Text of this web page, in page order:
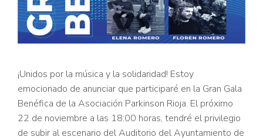
¡Unidos por la música y la solidaridad! Estoy
emocionado de anunciar que participaré en la Gran Gala
Benéfica de la Asociación Parkinson Rioja. El próximo
22 de noviembre a las 18:00 horas, tendré el privilegio
de subir al escenario del Auditorio del Ayuntamiento de